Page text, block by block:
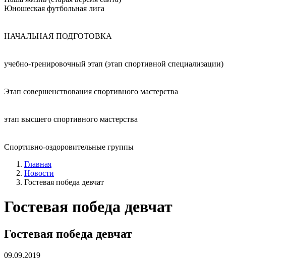
Юношеская футбольная лига
НАЧАЛЬНАЯ ПОДГОТОВКА
учебно-тренировочный этап (этап спортивной специализации)
Этап совершенствования спортивного мастерства
этап высшего спортивного мастерства
Спортивно-оздоровительные группы
Главная
Новости
Гостевая победа девчат
Гостевая победа девчат
Гостевая победа девчат
09.09.2019